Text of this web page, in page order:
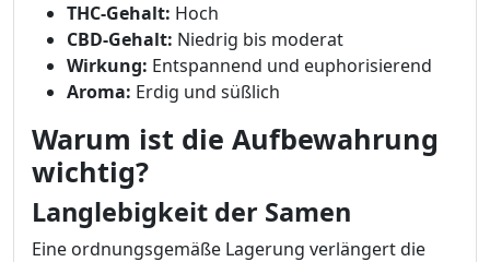
THC-Gehalt: Hoch
CBD-Gehalt: Niedrig bis moderat
Wirkung: Entspannend und euphorisierend
Aroma: Erdig und süßlich
Warum ist die Aufbewahrung
wichtig?
Langlebigkeit der Samen
Eine ordnungsgemäße Lagerung verlängert die